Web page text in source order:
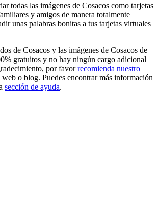
todas las imágenes de Cosacos como tarjetas
y amigos de manera totalmente
unas palabras bonitas a tus tarjetas virtuales
de Cosacos y las imágenes de Cosacos de
gratuitos y no hay ningún cargo adicional
por favorrecomienda nuestro
web o blog. Puedes encontrar más información
sección de ayuda.